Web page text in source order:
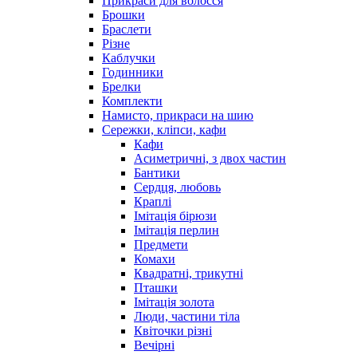
Брошки
Браслети
Різне
Каблучки
Годинники
Брелки
Комплекти
Намисто, прикраси на шию
Сережки, кліпси, кафи
Кафи
Асиметричні, з двох частин
Бантики
Сердця, любовь
Краплі
Імітація бірюзи
Імітація перлин
Предмети
Комахи
Квадратні, трикутні
Пташки
Імітація золота
Люди, частини тіла
Квіточки різні
Вечірні